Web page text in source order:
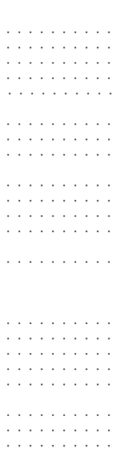
・・・・・・・・・
・・・・・・・・・
・・・・・・・・・
・・・・・・・・・
・・・・・・・・・
・・・・・・・・・
・・・・・・・・・
・・・・・・・・・
・・・・・・・・・
・・・・・・・・・
・・・・・・・・・
・・・・・・・・・
・・・・・・・・・
・・・・・・・・・
・・・・・・・・・
・・・・・・・・・
・・・・・・・・・
・・・・・・・・・
・・・・・・・・・
・・・・・・・・・
・・・・・・・・・